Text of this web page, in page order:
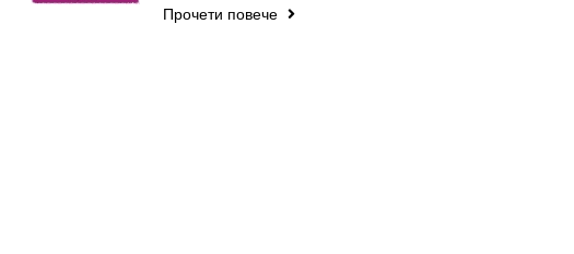
Прочети повече